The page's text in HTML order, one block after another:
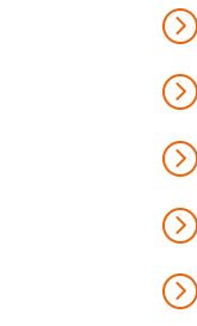
=
=
=
=
=